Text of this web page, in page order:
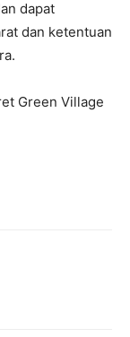
dapat
dan ketentuan
Green Village